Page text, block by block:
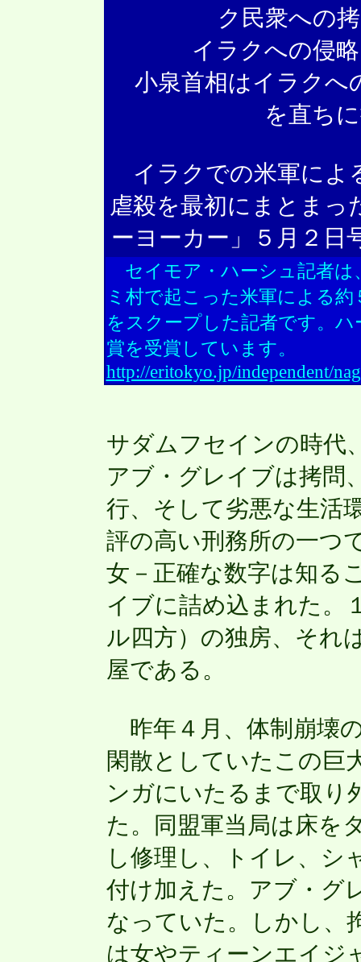
ク民衆への
イラクへの侵
小泉首相はイラクへ
を直ち
イラクでの米軍によ
虐殺を最初にまとまっ
ーヨーカー」５月２日
セイモア・ハーシュ記者は
ミ村で起こった米軍による
をスクープした記者です。
賞を受賞しています。
http://eritokyo.jp/independent/
サダムフセインの時代
アブ・グレイブは拷問
行、そして劣悪な生活
評の高い刑務所の一つ
女－正確な数字は知る
イブに詰め込まれた。
ル四方）の独房、それ
屋である。
昨年４月、体制崩壊
閑散としていたこの巨
ンガにいたるまで取り
た。同盟軍当局は床を
し修理し、トイレ、シ
付け加えた。アブ・グ
なっていた。しかし、
は女やティーンエイジ